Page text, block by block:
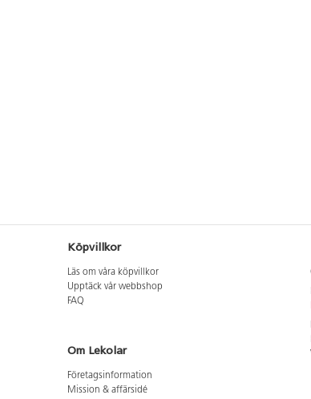
Köpvillkor
Läs om våra köpvillkor
Upptäck vår webbshop
FAQ
Om Lekolar
Företagsinformation
Mission & affärsidé